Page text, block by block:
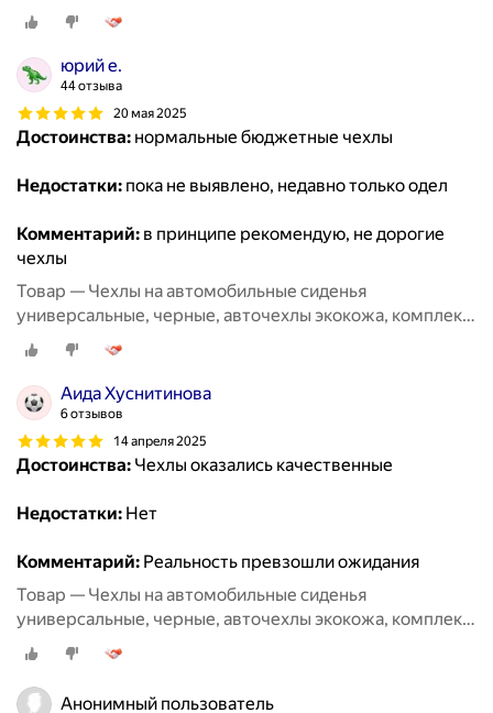
на весь салон машины кожаные 11 шт
юрий е.
44 отзыва
20 мая 2025
Достоинства: нормальные бюджетные чехлы
Недостатки: пока не выявлено, недавно только одел
Комментарий: в принципе рекомендую, не дорогие
чехлы
Товар — Чехлы на автомобильные сиденья
универсальные, черные, авточехлы экокожа, комплект
на весь салон машины кожаные 11 шт
Аида Хуснитинова
6 отзывов
14 апреля 2025
Достоинства: Чехлы оказались качественные
Недостатки: Нет
Комментарий: Реальность превзошли ожидания
Товар — Чехлы на автомобильные сиденья
универсальные, черные, авточехлы экокожа, комплект
на весь салон машины кожаные 11 шт
Анонимный пользователь